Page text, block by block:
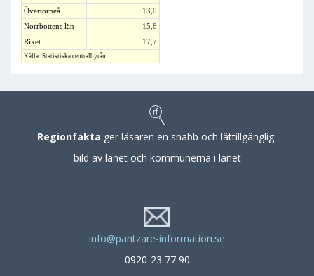
Övertorneå
13,0
Norrbottens län
15,8
Riket
17,7
Källa: Statistiska centralbyrån
Regionfakta ger läsaren en snabb och lättillgänglig
bild av länet och kommunerna i länet
info@pantzare-information.se
0920-23 77 90